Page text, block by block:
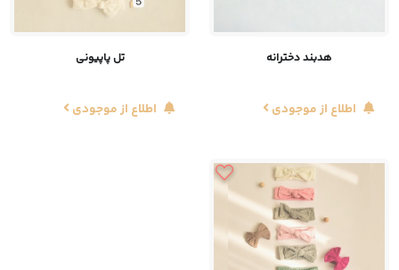
هدبند دخترانه
اطلاع از موجودی
تل پاپیونی
اطلاع از موجودی